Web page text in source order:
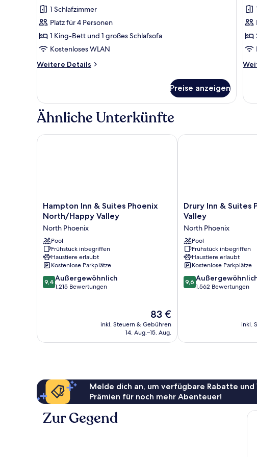
Bett
und
Schlafsofa
(Mobility/Hearing
Access,
Roll-
anzeigen
1 Schlafzimmer
Platz für 4 Personen
1 King-Bett und 1 großes Schlafsofa
Kostenloses WLAN
Weitere Details
Weitere
1 King-
Bett
und
(Mobility/Hearing
Preise anzeigen
2
Tub)
Ähnliche Unterkünfte
Hampton
Inn
Suites
Phoenix
North/Happy
Valley
North
Phoenix
Hampton Inn & Suites Phoenix
North/Happy Valley
North Phoenix
Pool
Frühstück inbegriffen
Haustiere erlaubt
Kostenlose Parkplätze
9.4
von
9,4 Außergewöhnlich
1.215 Bewertungen
Der
Preis
beträgt
83 €
inkl. Steuern & Gebühren
14. Aug.–15. Aug.
Hampton Inn & Suites Phoenix North/Happy Valley
Drury
Inn
Suites
Phoenix
Happy
Valley
North
Phoenix
Drury Inn & Suites
Valley
North Phoenix
Pool
Frühstück inbegriffen
Haustiere erlaubt
Kostenlose Parkplätze
9.6
von
9,6
1.562 Bewertungen
inkl.
Drury Inn & Suites
Melde dich an, um verfügbare Rabatte
Prämien für noch mehr Abenteuer!
Zur Gegend